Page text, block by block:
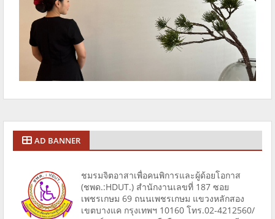
AD BANNER
ชมรมจิตอาสาเพื่อคนพิการและผู้ด้อยโอกาส
(ชพด.:HDUT.) สำนักงานเลขที่ 187 ซอย
เพชรเกษม 69 ถนนเพชรเกษม แขวงหลักสอง
เขตบางแค กรุงเทพฯ 10160 โทร.02-4212560/